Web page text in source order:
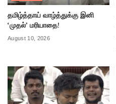
தமிழ்த்தாய் வாழ்த்துக்கு இனி
‘முதல்’ மரியாதை!
August 10, 2026